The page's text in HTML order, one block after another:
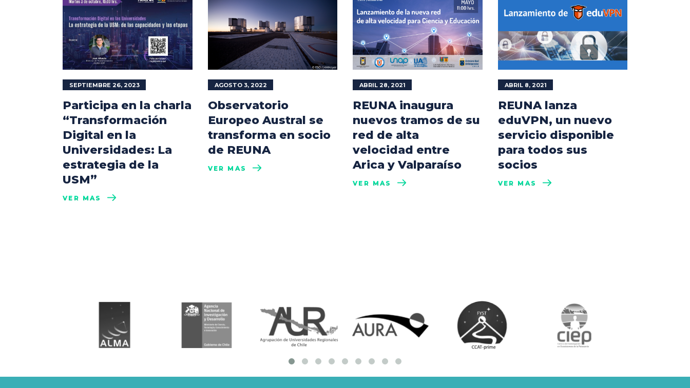
SEPTIEMBRE 26, 2023
Participa en la charla
“Transformación
Digital en la
Universidades: La
estrategia de la
USM”
VER MÁS
AGOSTO 3, 2022
Observatorio
Europeo Austral se
transforma en socio
de REUNA
VER MÁS
ABRIL 28, 2021
REUNA inaugura
nuevos tramos de su
red de alta
velocidad entre
Arica y Valparaíso
VER MÁS
ABRIL 8, 2021
REUNA lanza
eduVPN, un nuevo
servicio disponible
para todos sus
socios
VER MÁS